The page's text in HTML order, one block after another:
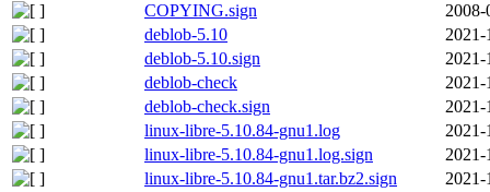
COPYING.sign
2008-
deblob-5.10
2021-
deblob-5.10.sign
2021-
deblob-check
2021-
deblob-check.sign
2021-
linux-libre-5.10.84-gnu1.log
2021-
linux-libre-5.10.84-gnu1.log.sign
2021-
linux-libre-5.10.84-gnu1.tar.bz2.sign
2021-